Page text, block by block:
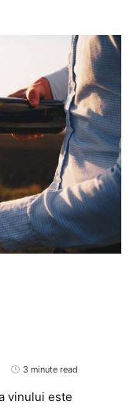
3 minute read
vinului este